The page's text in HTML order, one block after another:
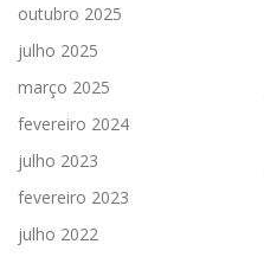
outubro 2025
julho 2025
março 2025
fevereiro 2024
julho 2023
fevereiro 2023
julho 2022